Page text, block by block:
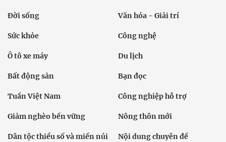
Đời sống Văn hóa - Giải trí
Sức khỏe Công nghệ
Ô tô xe máy Du lịch
Bất động sản Bạn đọc
Tuần Việt Nam Công nghiệp hỗ trợ
Giảm nghèo bền vững Nông thôn mới
Dân tộc thiểu số và miền núi Nội dung chuyên đề